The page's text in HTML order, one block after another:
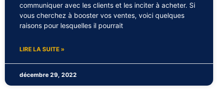
communiquer avec les clients et les inciter à acheter. Si
vous cherchez à booster vos ventes, voici quelques
raisons pour lesquelles il pourrait
LIRE LA SUITE »
décembre 29, 2022